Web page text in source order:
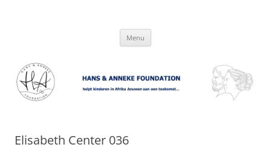
Menu
Elisabeth Center 036